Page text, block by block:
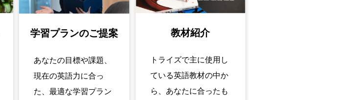
学習プランのご提案
あなたの目標や課題、
現在の英語力に合っ
た、最適な学習プラン
教材紹介
トライズで主に使用し
ている英語教材の中か
ら、あなたに合ったも